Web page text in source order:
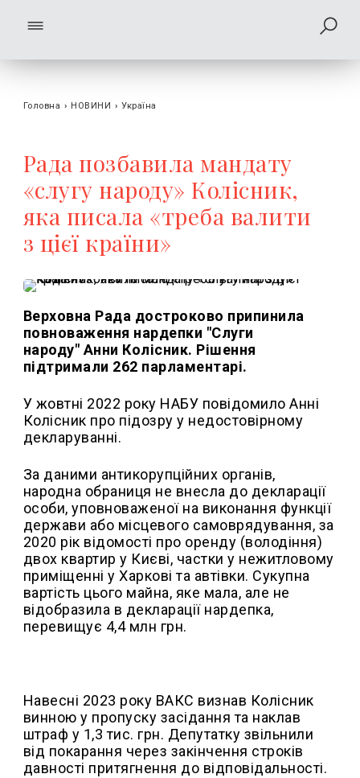
Головна › НОВИНИ › Україна
Рада позбавила мандату
«слугу народу» Колісник,
яка писала «треба валити
з цієї країни»
Верховна Рада достроково припинила
повноваження нардепки "Слуги
народу" Анни Колісник. Рішення
підтримали 262 парламентарі.
У жовтні 2022 року НАБУ повідомило Анні
Колісник про підозру у недостовірному
декларуванні.
За даними антикорупційних органів,
народна обраниця не внесла до декларації
особи, уповноваженої на виконання функції
держави або місцевого самоврядування, за
2020 рік відомості про оренду (володіння)
двох квартир у Києві, частки у нежитловому
приміщенні у Харкові та автівки. Сукупна
вартість цього майна, яке мала, але не
відобразила в декларації нардепка,
перевищує 4,4 млн грн.
Навесні 2023 року ВАКС визнав Колісник
винною у пропуску засідання та наклав
штраф у 1,3 тис. грн. Депутатку звільнили
від покарання через закінчення строків
давності притягнення до відповідальності.